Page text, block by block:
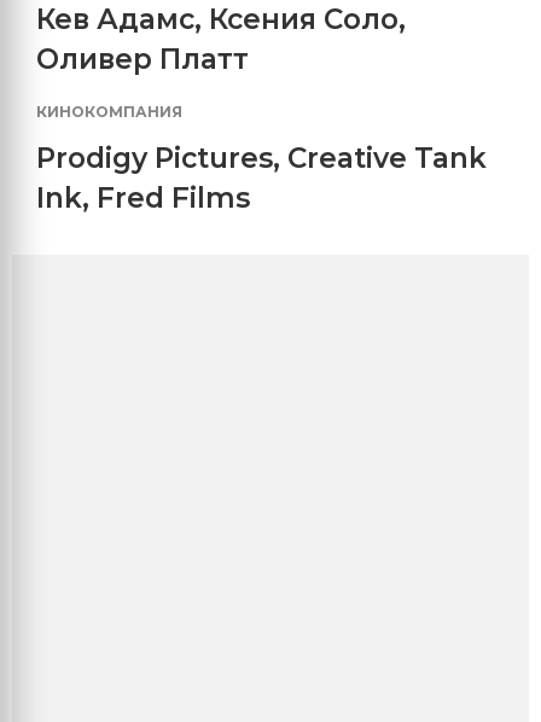
Кев Адамс, Ксения Соло,
Оливер Платт
КИНОКОМПАНИЯ
Prodigy Pictures, Creative Tank
Ink, Fred Films